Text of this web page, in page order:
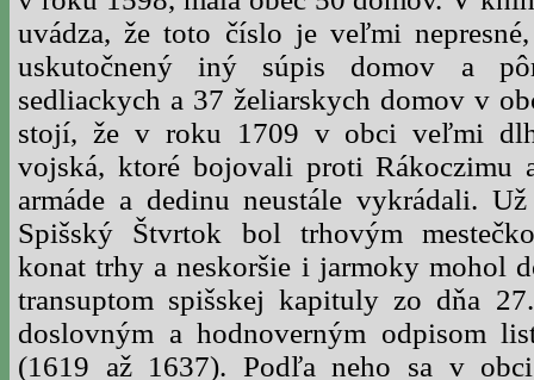
uvádza, že toto číslo je veľmi
uskutočnený iný súpis domov a
sedliackych a 37 želiarskych domov v
stojí, že v roku 1709 v obci veľmi
vojská, ktoré bojovali proti Rákoczimu
armáde a dedinu neustále vykrádali.
Spišský Štvrtok bol trhovým
konat trhy a neskoršie i jarmoky mohol
transuptom spišskej kapituly zo dňa
doslovným a hodnoverným odpisom
(1619 až 1637). Podľa neho sa v